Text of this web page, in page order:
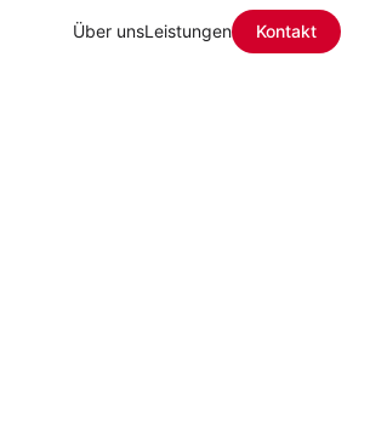
Über unsLeistungen Kontakt